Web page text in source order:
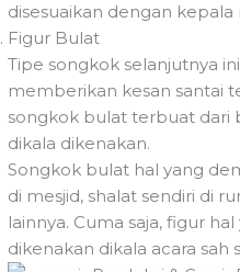
disesuaikan dengan kepala
Figur Bulat
Tipe songkok selanjutnya
memberikan kesan santai
songkok bulat terbuat dari
dikala dikenakan.
Songkok bulat hal yang
di mesjid, shalat sendiri di
lainnya. Cuma saja, figur
dikenakan dikala acara